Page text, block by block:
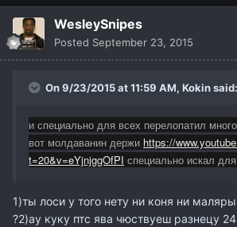
WesleySnipes
Posted September 23, 2015
On 9/23/2015 at 11:59 AM, Kokinsaid:
и специально для всех перелопатил
вот молдаванин держи https://
t=20&v=eYjnjggOfPI специально искал
1)ты лоси у того нету ни коня ни
?2)ау куку птс ява чюствуеш разнецу